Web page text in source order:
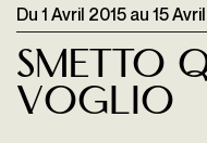
Du 1 Avril 2015 au 15
Smetto
Voglio